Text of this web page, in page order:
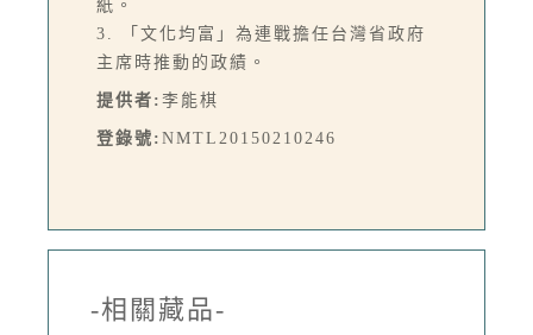
紙。
3. 「文化均富」為連戰擔任台灣省政府
主席時推動的政績。
提供者: 李能棋
登錄號: NMTL20150210246
-相關藏品-